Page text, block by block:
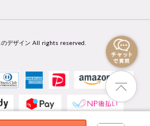
デザイン All rights reserved.